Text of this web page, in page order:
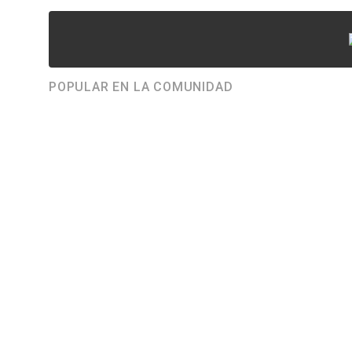
POPULAR EN LA COMUNIDAD